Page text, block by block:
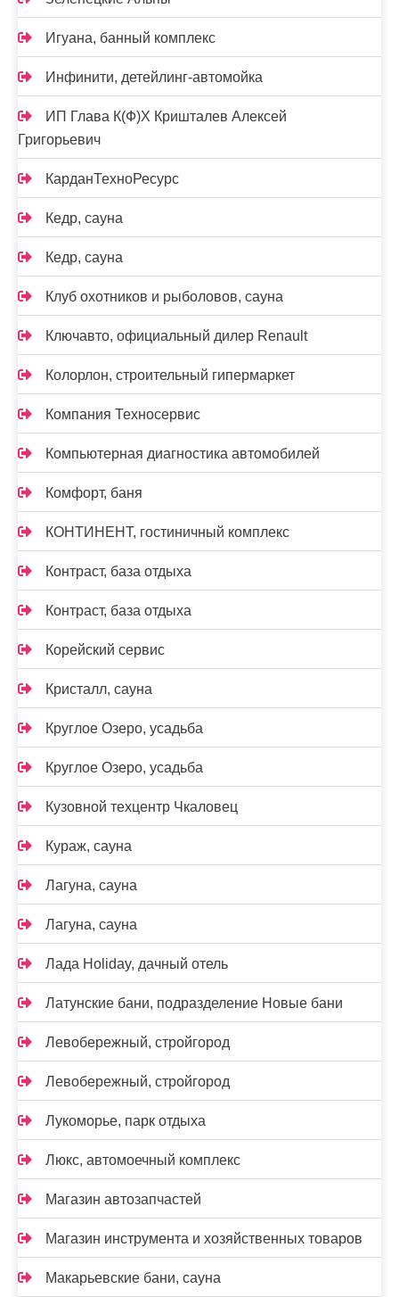
Игуана, банный комплекс
Инфинити, детейлинг-автомойка
ИП Глава К(Ф)Х Кришталев Алексей
Григорьевич
КарданТехноРесурс
Кедр, сауна
Кедр, сауна
Клуб охотников и рыболовов, сауна
Ключавто, официальный дилер Renault
Колорлон, строительный гипермаркет
Компания Техносервис
Компьютерная диагностика автомобилей
Комфорт, баня
КОНТИНЕНТ, гостиничный комплекс
Контраст, база отдыха
Контраст, база отдыха
Корейский сервис
Кристалл, сауна
Круглое Озеро, усадьба
Круглое Озеро, усадьба
Кузовной техцентр Чкаловец
Кураж, сауна
Лагуна, сауна
Лагуна, сауна
Лада Holidаy, дачный отель
Латунские бани, подразделение Новые бани
Левобережный, стройгород
Левобережный, стройгород
Лукоморье, парк отдыха
Люкс, автомоечный комплекс
Магазин автозапчастей
Магазин инструмента и хозяйственных товаров
Макарьевские бани, сауна